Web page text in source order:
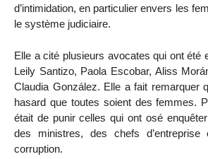
d’intimidation, en particulier envers les
le système judiciaire.
Elle a cité plusieurs avocates qui ont été
Leily Santizo, Paola Escobar, Aliss
Claudia González. Elle a fait remarquer
hasard que toutes soient des femmes.
était de punir celles qui ont osé
des ministres, des chefs
corruption.